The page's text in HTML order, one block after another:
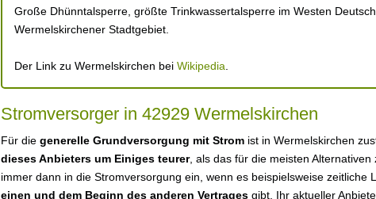
Große Dhünntalsperre, größte Trinkwassertalsperre im Westen
Wermelskirchener Stadtgebiet.
Der Link zu Wermelskirchen bei Wikipedia
Stromversorger in 42929 Wermelskirchen
Für die generelle Grundversorgung mit Strom ist in Wermelskirchen
dieses Anbieters um Einiges teurer, als das für die meisten
immer dann in die Stromversorgung ein, wenn es beispielsweise zeitliche
einen und dem Beginn des anderen Vertrages gibt, Ihr aktueller